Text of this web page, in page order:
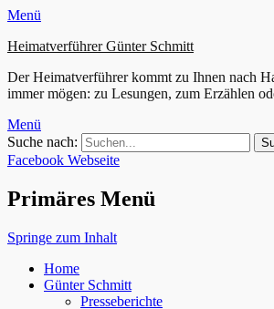
Menü
Heimatverführer Günter Schmitt
Der Heimatverführer kommt zu Ihnen nach
immer mögen: zu Lesungen, zum Erzählen
Menü
Suche nach:
Facebook Webseite
Primäres Menü
Springe zum Inhalt
Home
Günter Schmitt
Presseberichte